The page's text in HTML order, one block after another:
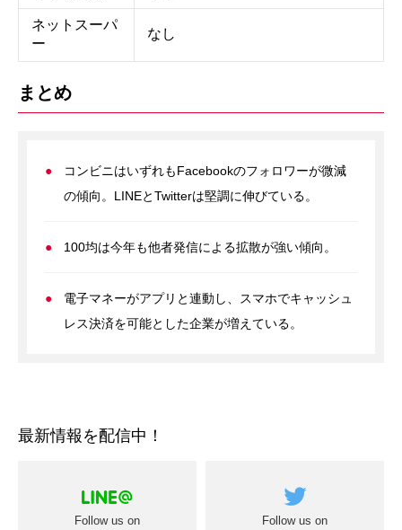
ネットスーパ
ー
なし
まとめ
コンビニはいずれもFacebookのフォロワーが微減
の傾向。LINEとTwitterは堅調に伸びている。
100均は今年も他者発信による拡散が強い傾向。
電子マネーがアプリと連動し、スマホでキャッシュ
レス決済を可能とした企業が増えている。
最新情報を配信中！
Follow us on
Follow us on